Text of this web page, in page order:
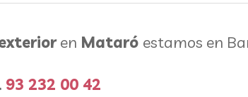
en Mataró estamos en
93 232 00 42